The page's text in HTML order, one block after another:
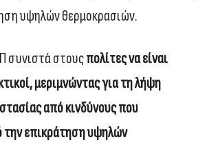
υψηλών θερμοκρασιών.
συνιστά στουςπολίτες να είναι
μεριμνώντας για τη λήψη
από κινδύνους που
την επικράτηση υψηλών